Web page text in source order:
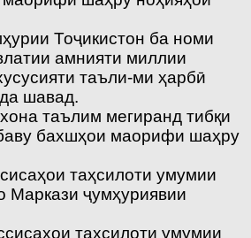
Тоҷикистон ба номи
амнияти миллии
таъли-ми ҳарбӣ
шавад.
таълим мегиранд тибқи
бахшҳои маорифи шаҳру
таҳсилоти умумии
Маркази ҷумҳуриявии
таҳсилоти умумии